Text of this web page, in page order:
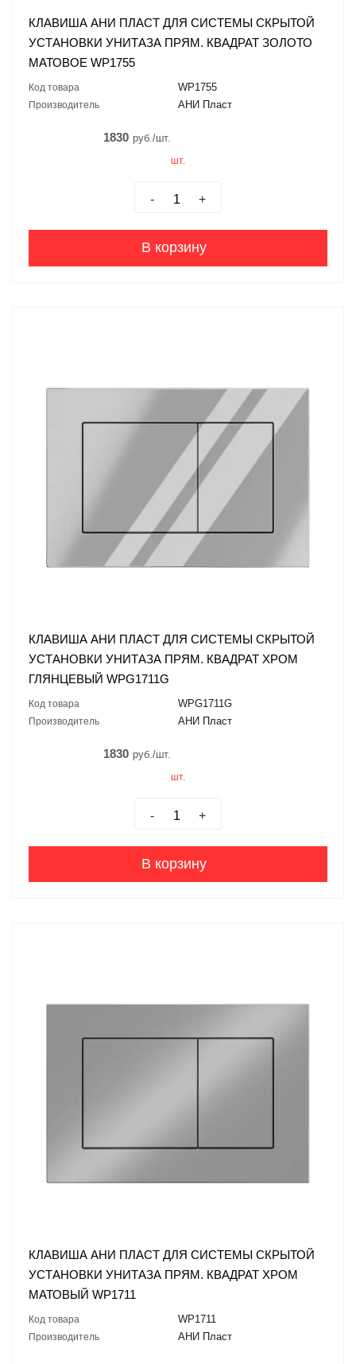
КЛАВИША АНИ ПЛАСТ ДЛЯ СИСТЕМЫ СКРЫТОЙ
УСТАНОВКИ УНИТАЗА ПРЯМ. КВАДРАТ ЗОЛОТО
МАТОВОЕ WP1755
Код товара WP1755
Производитель АНИ Пласт
1830 руб./шт.
шт.
- +
В корзину
КЛАВИША АНИ ПЛАСТ ДЛЯ СИСТЕМЫ СКРЫТОЙ
УСТАНОВКИ УНИТАЗА ПРЯМ. КВАДРАТ ХРОМ
ГЛЯНЦЕВЫЙ WPG1711G
Код товара WPG1711G
Производитель АНИ Пласт
1830 руб./шт.
шт.
- +
В корзину
КЛАВИША АНИ ПЛАСТ ДЛЯ СИСТЕМЫ СКРЫТОЙ
УСТАНОВКИ УНИТАЗА ПРЯМ. КВАДРАТ ХРОМ
МАТОВЫЙ WP1711
Код товара WP1711
Производитель АНИ Пласт